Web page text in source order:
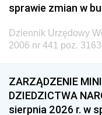
sprawie zmian w
Dziennik Urzędowy
2006 nr 441 poz. 3163
ZARZĄDZENIE
DZIEDZICTWA
sierpnia 2026 r. w